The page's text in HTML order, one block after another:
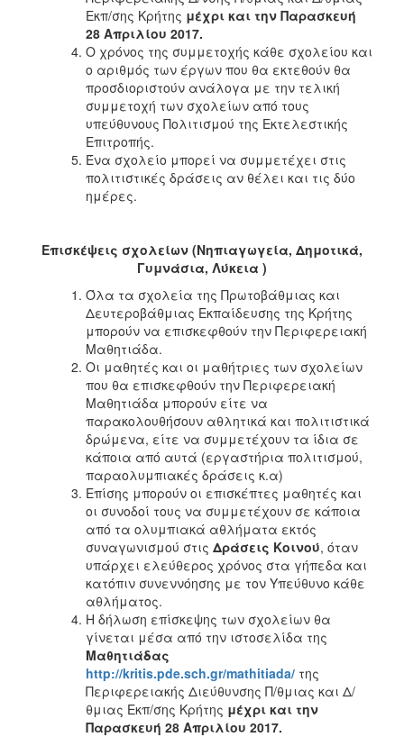
Εκπ/σης Κρήτης μέχρι και την Παρασκευή
28 Απριλίου 2017.
Ο χρόνος της συμμετοχής κάθε σχολείου και
ο αριθμός των έργων που θα εκτεθούν θα
προσδιοριστούν ανάλογα με την τελική
συμμετοχή των σχολείων από τους
υπεύθυνους Πολιτισμού της Εκτελεστικής
Επιτροπής.
Ένα σχολείο μπορεί να συμμετέχει στις
πολιτιστικές δράσεις αν θέλει και τις δύο
ημέρες.
Επισκέψεις σχολείων (Νηπιαγωγεία, Δημοτικά,
Γυμνάσια, Λύκεια )
Όλα τα σχολεία της Πρωτοβάθμιας και
Δευτεροβάθμιας Εκπαίδευσης της Κρήτης
μπορούν να επισκεφθούν την Περιφερειακή
Μαθητιάδα.
Οι μαθητές και οι μαθήτριες των σχολείων
που θα επισκεφθούν την Περιφερειακή
Μαθητιάδα μπορούν είτε να
παρακολουθήσουν αθλητικά και πολιτιστικά
δρώμενα, είτε να συμμετέχουν τα ίδια σε
κάποια από αυτά (εργαστήρια πολιτισμού,
παραολυμπιακές δράσεις κ.α)
Επίσης μπορούν οι επισκέπτες μαθητές και
οι συνοδοί τους να συμμετέχουν σε κάποια
από τα ολυμπιακά αθλήματα εκτός
συναγωνισμού στις Δράσεις Κοινού, όταν
υπάρχει ελεύθερος χρόνος στα γήπεδα και
κατόπιν συνεννόησης με τον Υπεύθυνο κάθε
αθλήματος.
Η δήλωση επίσκεψης των σχολείων θα
γίνεται μέσα από την ιστοσελίδα της
Μαθητιάδας
http://kritis.pde.sch.gr/mathitiada/ της
Περιφερειακής Διεύθυνσης Π/θμιας και Δ/
θμιας Εκπ/σης Κρήτης μέχρι και την
Παρασκευή 28 Απριλίου 2017.